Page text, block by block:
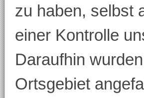
zu haben, selbst
einer Kontrolle
Daraufhin
Ortsgebiet